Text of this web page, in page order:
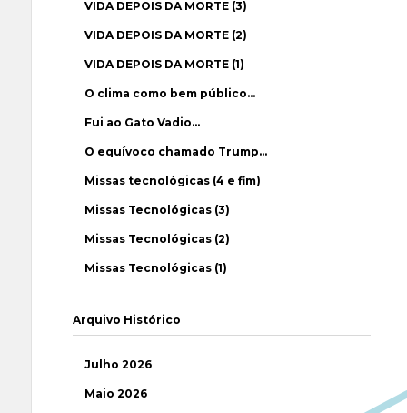
VIDA DEPOIS DA MORTE (3)
VIDA DEPOIS DA MORTE (2)
VIDA DEPOIS DA MORTE (1)
O clima como bem público…
Fui ao Gato Vadio…
O equívoco chamado Trump…
Missas tecnológicas (4 e fim)
Missas Tecnológicas (3)
Missas Tecnológicas (2)
Missas Tecnológicas (1)
Arquivo Histórico
Julho 2026
Maio 2026